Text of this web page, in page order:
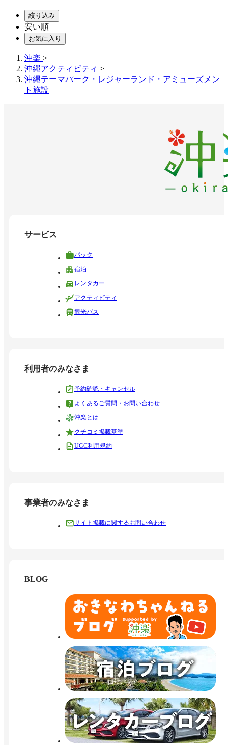
絞り込み
安い順
お気に入り
沖楽 >
沖縄アクティビティ >
沖縄テーマパーク・レジャーランド・アミューズメン
ト施設
サービス
パック
宿泊
レンタカー
アクティビティ
観光バス
利用者のみなさま
予約確認・キャンセル
よくあるご質問・お問い合わせ
沖楽とは
クチコミ掲載基準
UGC利用規約
事業者のみなさま
サイト掲載に関するお問い合わせ
BLOG